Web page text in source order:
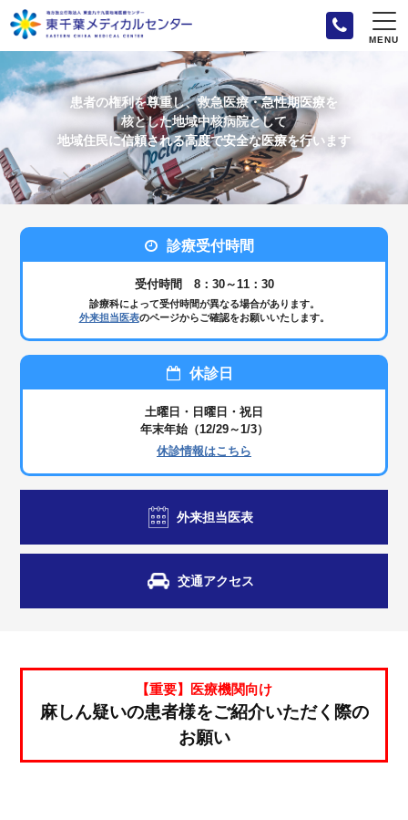
MENU
患者の権利を尊重し、救急医療・急性期医療を
核とした地域中核病院として
地域住⺠に信頼される⾼度で安全な医療を⾏います
診療受付時間
受付時間 8：30～11：30
診療科によって受付時間が異なる場合があります。
外来担当医表のページからご確認をお願いいたします。
休診日
土曜日・日曜日・祝日
年末年始（12/29～1/3）
休診情報はこちら
外来担当医表
交通アクセス
【重要】医療機関向け
麻しん疑いの患者様をご紹介いただく際の
お願い